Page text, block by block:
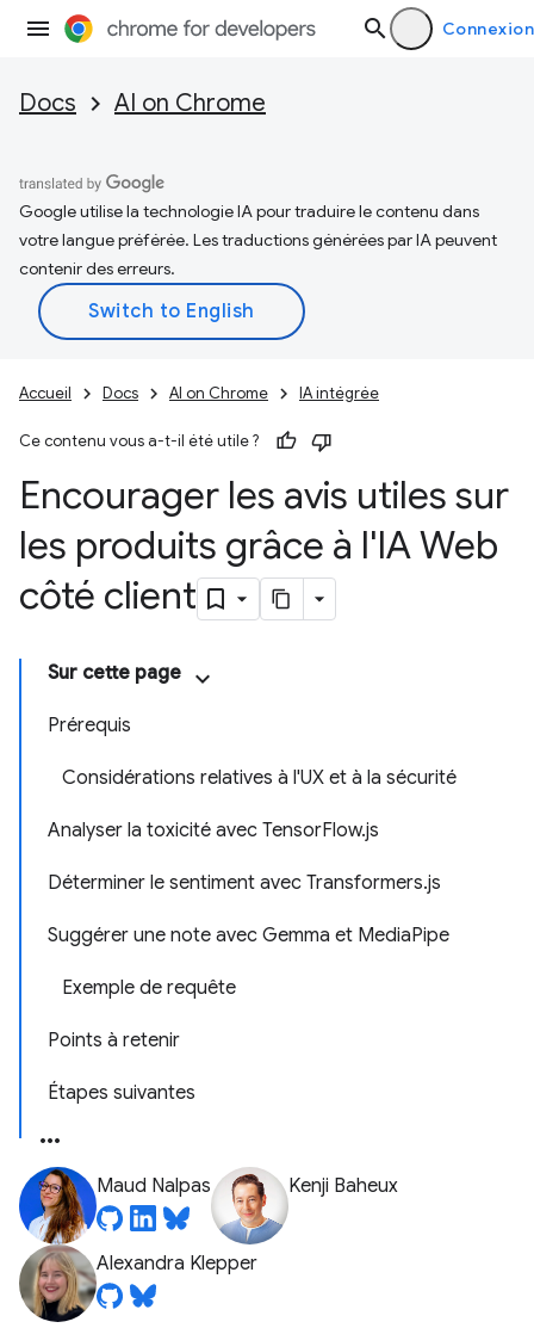
Connexion
Docs AI on Chrome
Google utilise la technologie IA pour traduire le contenu dans
votre langue préférée. Les traductions générées par IA peuvent
contenir des erreurs.
Accueil Docs AI on Chrome IA intégrée
Ce contenu vous a-t-il été utile ?
Encourager les avis utiles sur
les produits grâce à l'IA Web
côté client
Sur cette page
Prérequis
Considérations relatives à l'UX et à la sécurité
Analyser la toxicité avec TensorFlow.js
Déterminer le sentiment avec Transformers.js
Suggérer une note avec Gemma et MediaPipe
Exemple de requête
Points à retenir
Étapes suivantes
Maud Nalpas Kenji Baheux
Alexandra Klepper